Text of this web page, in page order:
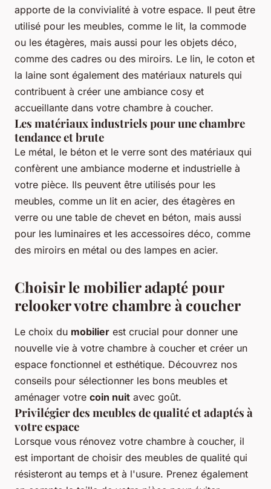
apporte de la convivialité à votre espace. Il peut être
utilisé pour les meubles, comme le lit, la commode
ou les étagères, mais aussi pour les objets déco,
comme des cadres ou des miroirs. Le lin, le coton et
la laine sont également des matériaux naturels qui
contribuent à créer une ambiance cosy et
accueillante dans votre chambre à coucher.
Les matériaux industriels pour une chambre
tendance et brute
Le métal, le béton et le verre sont des matériaux qui
confèrent une ambiance moderne et industrielle à
votre pièce. Ils peuvent être utilisés pour les
meubles, comme un lit en acier, des étagères en
verre ou une table de chevet en béton, mais aussi
pour les luminaires et les accessoires déco, comme
des miroirs en métal ou des lampes en acier.
Choisir le mobilier adapté pour
relooker votre chambre à coucher
Le choix du mobilier est crucial pour donner une
nouvelle vie à votre chambre à coucher et créer un
espace fonctionnel et esthétique. Découvrez nos
conseils pour sélectionner les bons meubles et
aménager votre coin nuit avec goût.
Privilégier des meubles de qualité et adaptés à
votre espace
Lorsque vous rénovez votre chambre à coucher, il
est important de choisir des meubles de qualité qui
résisteront au temps et à l'usure. Prenez également